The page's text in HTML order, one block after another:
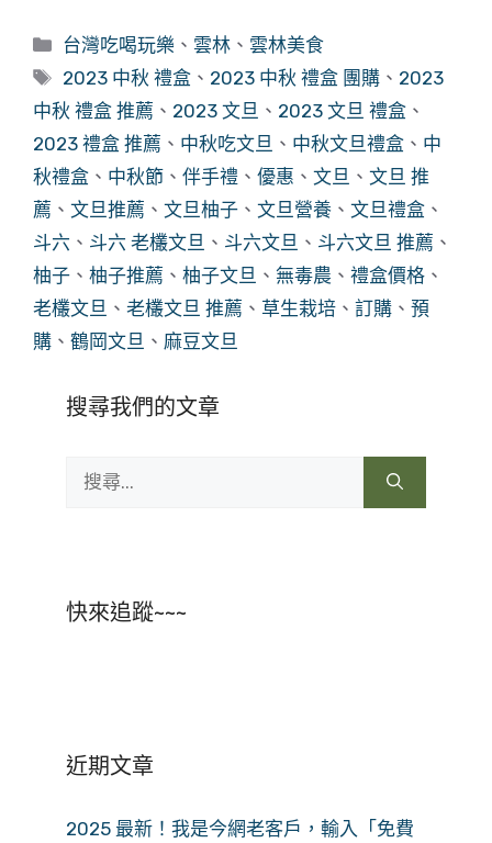
分
類
台灣吃喝玩樂 、雲林 、雲林美食
標
籤
2023 中秋 禮盒 、 2023 中秋 禮盒 團購 、 2023
中秋 禮盒 推薦 、 2023 文旦 、 2023 文旦 禮盒 、
2023 禮盒 推薦 、 中秋吃文旦 、 中秋文旦禮盒 、 中
秋禮盒 、 中秋節 、 伴手禮 、 優惠 、 文旦 、 文旦 推
薦 、 文旦推薦 、 文旦柚子 、 文旦營養 、 文旦禮盒 、
斗六 、 斗六 老欉文旦 、 斗六文旦 、 斗六文旦 推薦 、
柚子 、 柚子推薦 、 柚子文旦 、 無毒農 、 禮盒價格 、
老欉文旦 、 老欉文旦 推薦 、 草生栽培 、 訂購 、 預
購 、 鶴岡文旦 、 麻豆文旦
搜尋我們的文章
尋:
快來追蹤~~~
近期文章
2025 最新！我是今網老客戶，輸入「免費